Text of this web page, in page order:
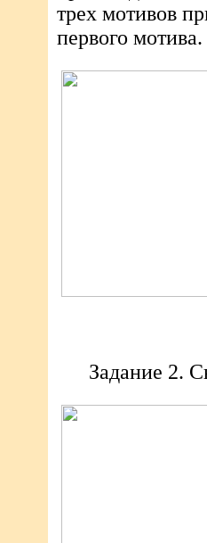
трех мотивов
первого мотива.
Задание 2.